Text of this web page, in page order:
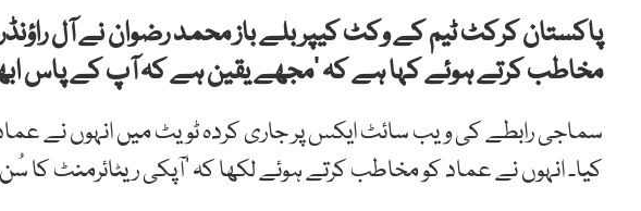
پاکستان کرکٹ ٹیم کے وکٹ کیپر بلے باز محمد رضوان نے آل
مخاطب کرتے ہوئے کہا ہے کہ ‘مجھے یقین ہے کہ آپ کے پاس
سماجی رابطے کی ویب سائٹ ایکس پر جاری کردہ ٹویٹ میں انہوں نے
کیا۔ انہوں نے عماد کو مخاطب کرتے ہوئے لکھا کہ ‘آپکی ریٹائرمنٹ کا سُن